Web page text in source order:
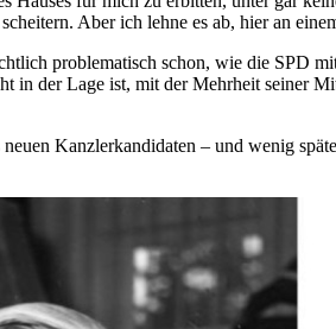
Aber ich lehne es ab, hier an
problematisch schon, wie die SPD
in der Lage ist, mit der Mehrheit
Kanzlerkandidaten – und wenig